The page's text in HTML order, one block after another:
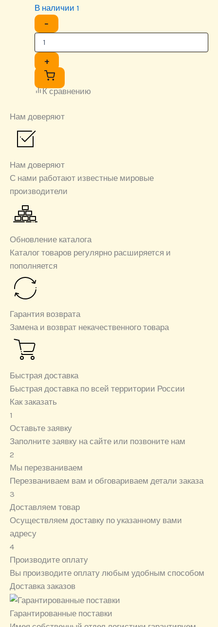
В наличии 1
−
+
К сравнению
Нам доверяют
Нам доверяют
С нами работают известные мировые
производители
Обновление каталога
Каталог товаров регулярно расширяется и
пополняется
Гарантия возврата
Замена и возврат некачественного товара
Быстрая доставка
Быстрая доставка по всей территории России
Как заказать
1
Оставьте заявку
Заполните заявку на сайте или позвоните нам
2
Мы перезваниваем
Перезваниваем вам и обговариваем детали заказа
3
Доставляем товар
Осуществляем доставку по указанному вами
адресу
4
Производите оплату
Вы производите оплату любым удобным способом
Доставка заказов
Гарантированные поставки